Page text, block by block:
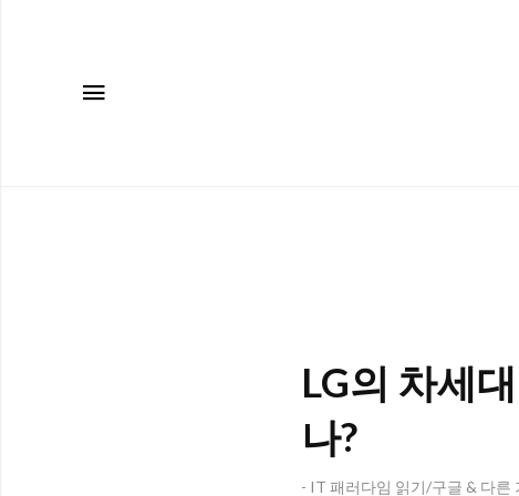
LG의 차세
나?
- IT 패러다임 읽기/구글 & 다른